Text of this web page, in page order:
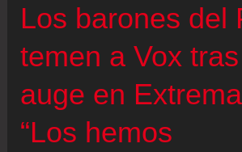
candidatos
en
final
Los barones del
temen a Vox
auge en
“Los hemos